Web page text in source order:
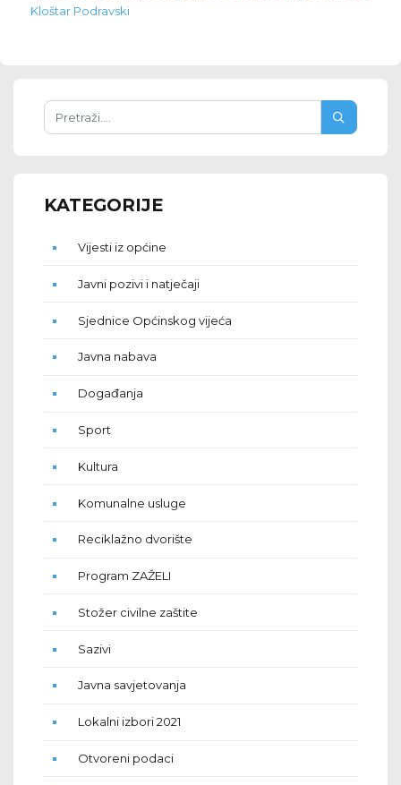
Kloštar Podravski
KATEGORIJE
Vijesti iz općine
Javni pozivi i natječaji
Sjednice Općinskog vijeća
Javna nabava
Događanja
Sport
Kultura
Komunalne usluge
Reciklažno dvorište
Program ZAŽELI
Stožer civilne zaštite
Sazivi
Javna savjetovanja
Lokalni izbori 2021
Otvoreni podaci